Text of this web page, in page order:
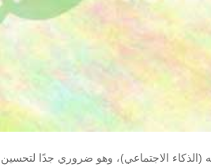
(الذكاء الاجتماعي)، وهو ضروري جدًا